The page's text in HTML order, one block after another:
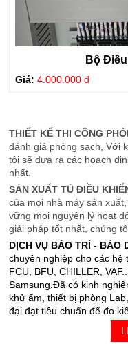
Bộ
Giá: 4.000.000 đ
THIẾT KẾ THI CÔNG
đánh giá phòng sạch, Với
tôi sẽ đưa ra các hoạch
nhất.
SẢN XUẤT TỦ ĐIỀU
của mọi nhà máy sản
vững mọi nguyên lý hoạt
giải pháp tốt nhất, chúng
DỊCH VỤ BẢO TRÌ - BẢO
chuyên nghiệp cho các hệ
FCU, BFU, CHILLER,
Samsung.Đã có kinh
khử ẩm, thiết bị phòng
đại đạt tiêu chuẩn để đo